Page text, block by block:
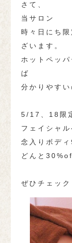
さて、
当サロン
時々日にち
ざいます。
ホットペッ
ば
分かりやすい
5/17、18限
フェイシャ
念入りボデ
どんと
ぜひチェッ